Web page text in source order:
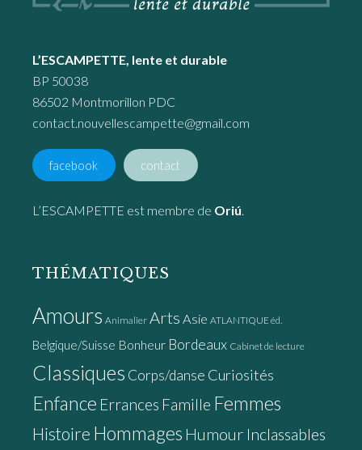
L’ESCAMPETTE, lente et durable
BP 50038
86502 Montmorillon PDC
contact.nouvellescampette@gmail.com
facebook contact
L’ESCAMPETTE est membre de Oriú
THÉMATIQUES
Amours Animalier Arts Asie ATLANTIQUE éd.
Belgique/Suisse Bonheur Bordeaux Cabinet de lecture
Classiques Corps/danse Curiosités
Enfance Errances Famille Femmes
Histoire Hommages Humour Inclassables